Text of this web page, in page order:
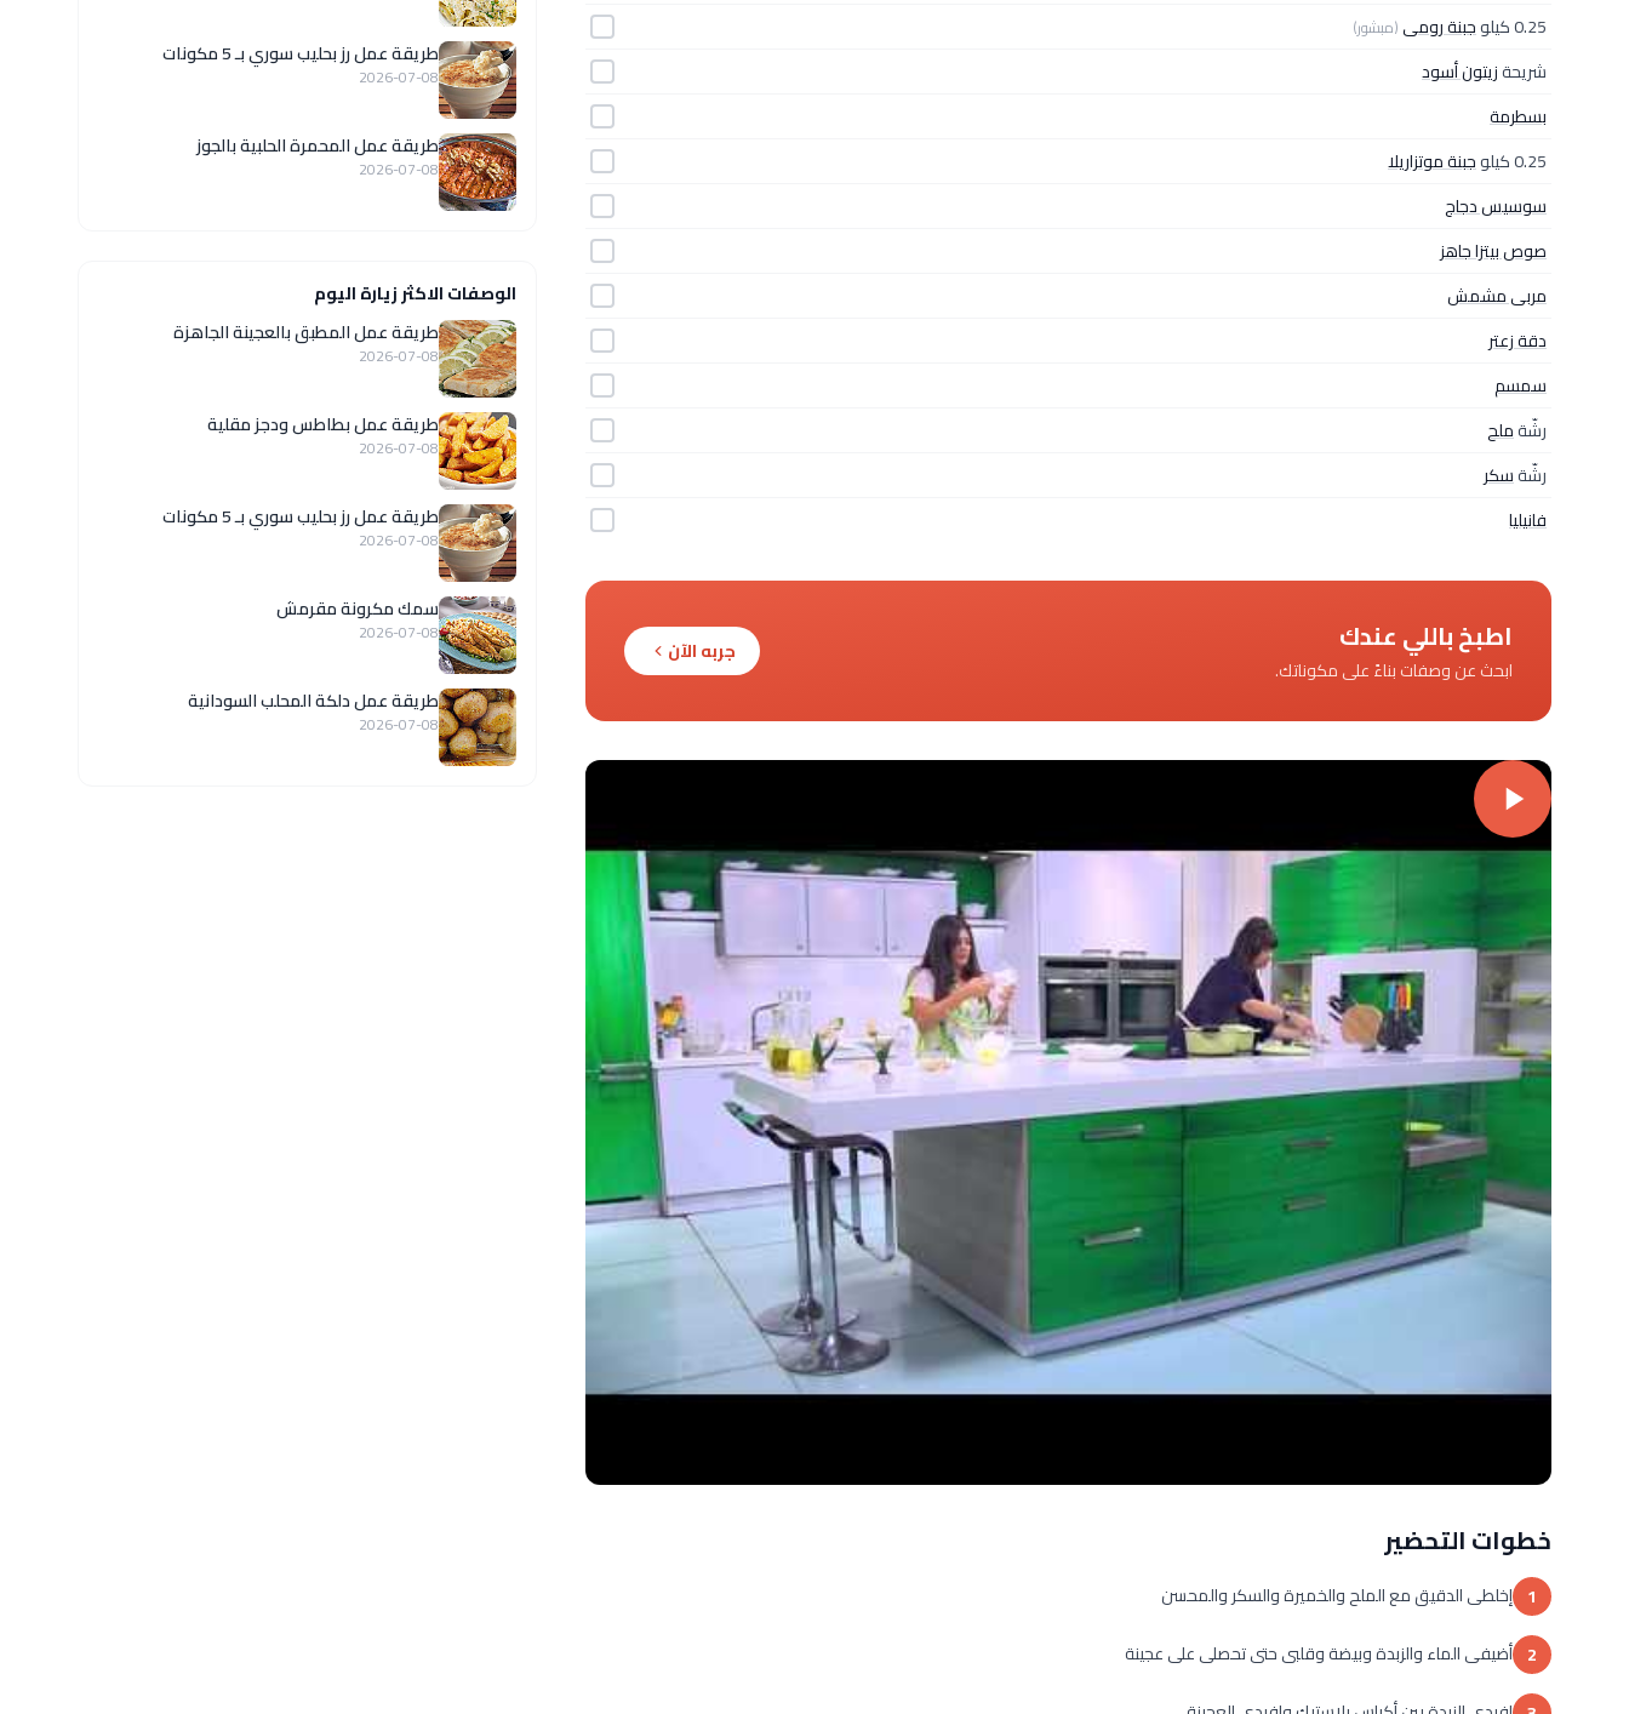
0.25 كيلو جبنة رومى (مبشور)
شريحةزيتون أسود
بسطرمة
0.25 كيلو
جبنة موتزاريلا
سوسيس دجاج
صوص بيتزا جاهز
مربى مشمش
دقة زعتر
سمسم
رشّةملح
رشّةسكر
فانيليا
اطبخ باللي عندك
ابحث عن وصفات بناءً على مكوناتك.
جربه الآن
خطوات التحضير
1 إخلطى الدقيق مع الملح والخميرة والسكر والمحسن
2 أضيفى الماء والزبدة وبيضة وقلبى حتى تحصلى على عجينة
طريقة عمل رز بحليب سوري بـ 5 مكونات
2026-07-08
طريقة عمل المحمرة الحلبية بالجوز
2026-07-08
الوصفات الاكثر زيارة اليوم
طريقة عمل المطبق بالعجينة الجاهزة
2026-07-08
طريقة عمل بطاطس ودجز مقلية
2026-07-08
طريقة عمل رز بحليب سوري بـ 5 مكونات
2026-07-08
سمك مكرونة مقرمش
2026-07-08
طريقة عمل دلكة المحلب السودانية
2026-07-08